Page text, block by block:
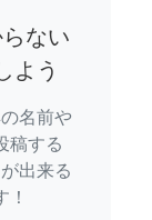
ない
よう
名前や
稿する
出来る